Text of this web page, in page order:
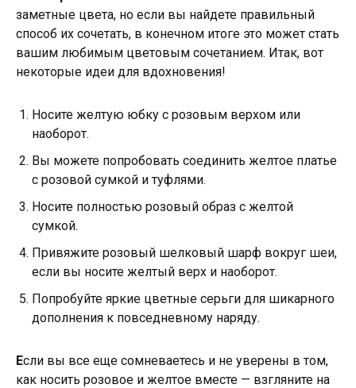
заметные цвета, но если вы найдете правильный
способ их сочетать, в конечном итоге это может стать
вашим любимым цветовым сочетанием. Итак, вот
некоторые идеи для вдохновения!
Носите желтую юбку с розовым верхом или
наоборот.
Вы можете попробовать соединить желтое платье
с розовой сумкой и туфлями.
Носите полностью розовый образ с желтой
сумкой.
Привяжите розовый шелковый шарф вокруг шеи,
если вы носите желтый верх и наоборот.
Попробуйте яркие цветные серьги для шикарного
дополнения к повседневному наряду.
Если вы все еще сомневаетесь и не уверены в том,
как носить розовое и желтое вместе — взгляните на